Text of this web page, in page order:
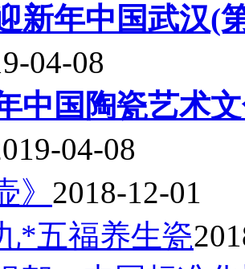
新年中国武汉(
04-08
中国陶瓷艺术
04-08
》 2018-12-01
*五福养生瓷